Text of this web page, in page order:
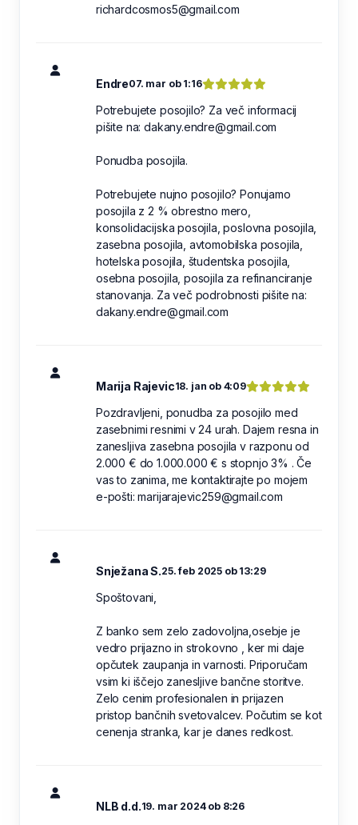
richardcosmos5@gmail.com
Endre07. mar ob 1:16
Potrebujete posojilo? Za več informacij
pišite na: dakany.endre@gmail.com
Ponudba posojila.
Potrebujete nujno posojilo? Ponujamo
posojila z 2 % obrestno mero,
konsolidacijska posojila, poslovna posojila,
zasebna posojila, avtomobilska posojila,
hotelska posojila, študentska posojila,
osebna posojila, posojila za refinanciranje
stanovanja. Za več podrobnosti pišite na:
dakany.endre@gmail.com
Marija Rajevic18. jan ob 4:09
Pozdravljeni, ponudba za posojilo med
zasebnimi resnimi v 24 urah. Dajem resna in
zanesljiva zasebna posojila v razponu od
2.000 € do 1.000.000 € s stopnjo 3% . Če
vas to zanima, me kontaktirajte po mojem
e-pošti: marijarajevic259@gmail.com
Snježana S.25. feb 2025 ob 13:29
Spoštovani,
Z banko sem zelo zadovoljna,osebje je
vedro prijazno in strokovno , ker mi daje
opčutek zaupanja in varnosti. Priporučam
vsim ki iščejo zanesljive bančne storitve.
Zelo cenim profesionalen in prijazen
pristop bančnih svetovalcev. Počutim se kot
cenenja stranka, kar je danes redkost.
NLB d.d.19. mar 2024 ob 8:26